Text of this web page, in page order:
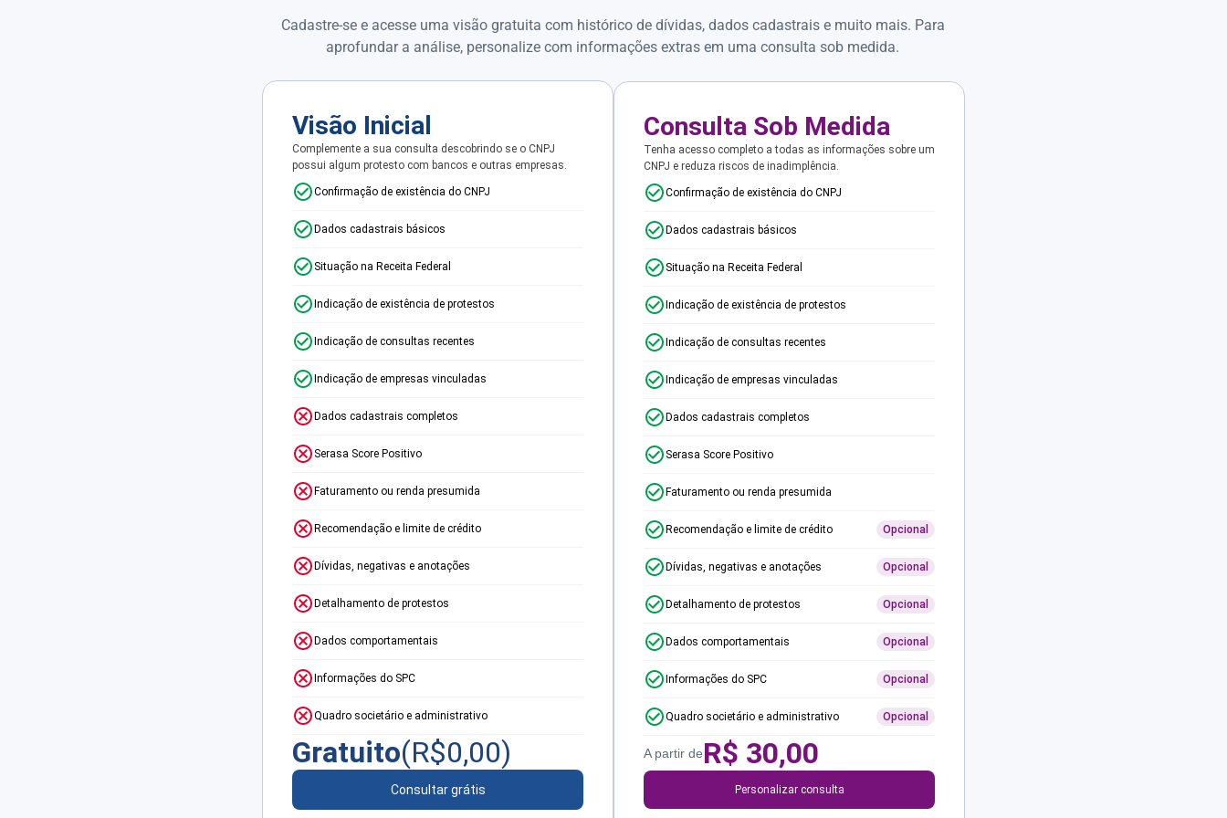
Cadastre-se e acesse uma visão gratuita com histórico de dívidas, dados cadastrais e muito mais. Para
aprofundar a análise, personalize com informações extras em uma consulta sob medida.
Visão Inicial
Complemente a sua consulta descobrindo se o CNPJ
possui algum protesto com bancos e outras empresas.
Confirmação de existência do CNPJ
Dados cadastrais básicos
Situação na Receita Federal
Indicação de existência de protestos
Indicação de consultas recentes
Indicação de empresas vinculadas
Dados cadastrais completos
Serasa Score Positivo
Faturamento ou renda presumida
Recomendação e limite de crédito
Dívidas, negativas e anotações
Detalhamento de protestos
Dados comportamentais
Informações do SPC
Quadro societário e administrativo
Gratuito(R$0,00)
Consultar grátis
Consulta Sob Medida
Tenha acesso completo a todas as informações sobre um
CNPJ e reduza riscos de inadimplência.
Confirmação de existência do CNPJ
Dados cadastrais básicos
Situação na Receita Federal
Indicação de existência de protestos
Indicação de consultas recentes
Indicação de empresas vinculadas
Dados cadastrais completos
Serasa Score Positivo
Faturamento ou renda presumida
Recomendação e limite de crédito Opcional
Dívidas, negativas e anotações Opcional
Detalhamento de protestos Opcional
Dados comportamentais Opcional
Informações do SPC Opcional
Quadro societário e administrativo Opcional
A partir deR$ 30,00
Personalizar consulta